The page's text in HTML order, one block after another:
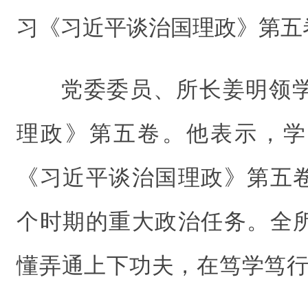
习《习近平谈治国理政》第
党委委员、所长姜明领
理政》第五卷。他表示，
《习近平谈治国理政》第五
个时期的重大政治任务。全
懂弄通上下功夫，在笃学笃